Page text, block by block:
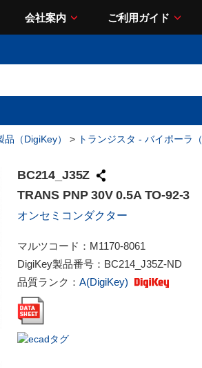
会社案内 ご利用ガイド
（DigiKey） > トランジスタ - バイポーラ
BC214_J35Z
TRANS PNP 30V 0.5A TO-92-3
オンセミコンダクター
マルツコード： M1170-8061
DigiKey製品番号： BC214_J35Z-ND
品質ランク： A(DigiKey)